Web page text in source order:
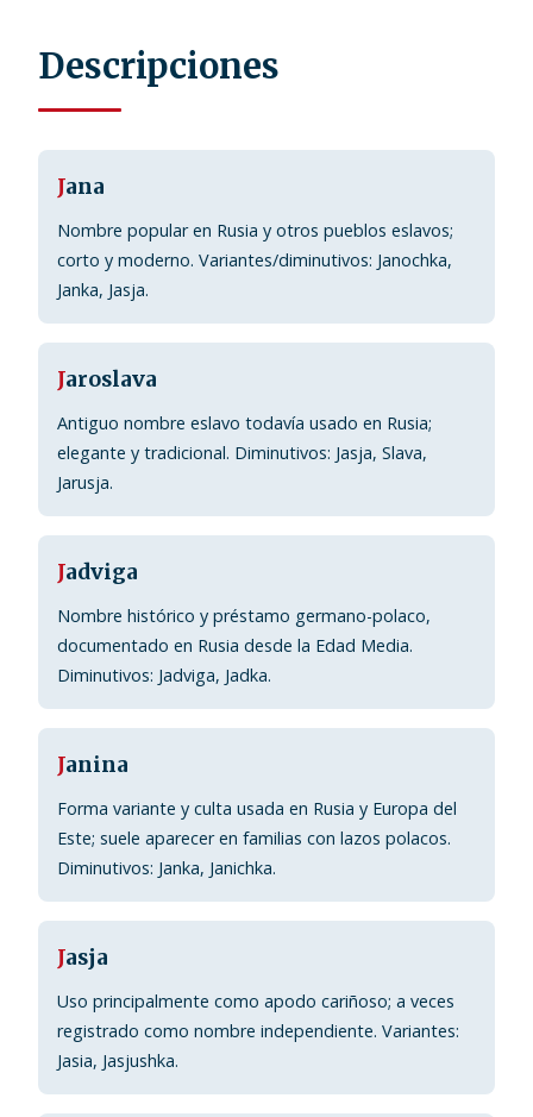
Descripciones
Jana
Nombre popular en Rusia y otros pueblos eslavos;
corto y moderno. Variantes/diminutivos: Janochka,
Janka, Jasja.
Jaroslava
Antiguo nombre eslavo todavía usado en Rusia;
elegante y tradicional. Diminutivos: Jasja, Slava,
Jarusja.
Jadviga
Nombre histórico y préstamo germano-polaco,
documentado en Rusia desde la Edad Media.
Diminutivos: Jadviga, Jadka.
Janina
Forma variante y culta usada en Rusia y Europa del
Este; suele aparecer en familias con lazos polacos.
Diminutivos: Janka, Janichka.
Jasja
Uso principalmente como apodo cariñoso; a veces
registrado como nombre independiente. Variantes:
Jasia, Jasjushka.